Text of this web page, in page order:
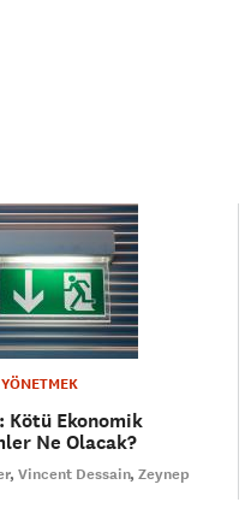
Kötü Ekonomik
Ne Olacak?
Vincent Dessain Zeynep